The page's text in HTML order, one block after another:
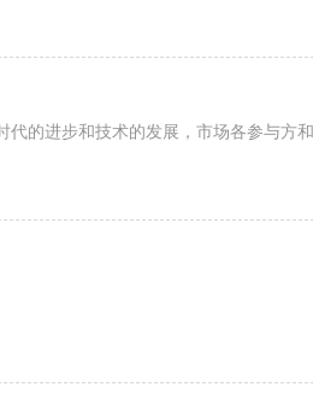
代的进步和技术的发展，市场各参与方和